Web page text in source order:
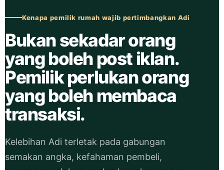
Kenapa pemilik rumah wajib pertimbangkan Adi
Bukan sekadar orang
yang boleh post iklan.
Pemilik perlukan orang
yang boleh membaca
transaksi.
Kelebihan Adi terletak pada gabungan
semakan angka, kefahaman pembeli,